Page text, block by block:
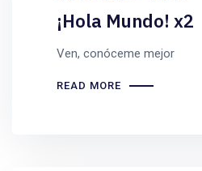
¡Hola Mundo! x2
Ven, conóceme mejor
READ MORE